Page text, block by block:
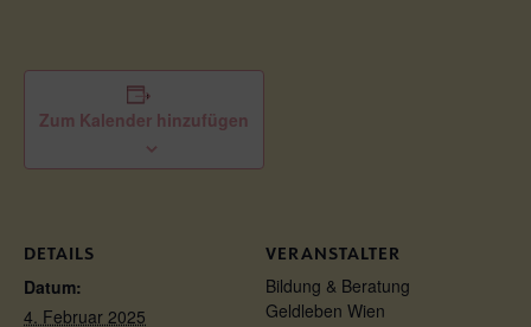
Zum Kalender hinzufügen
DETAILS
Datum:
4. Februar 2025
VERANSTALTER
Bildung & Beratung
Geldleben Wien